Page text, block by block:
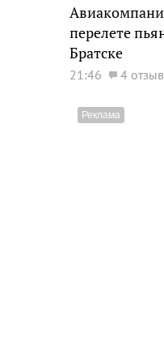
перелете
Братске
21:46 4